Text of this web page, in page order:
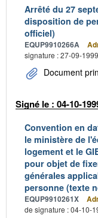
Arrêté du 27
disposition de
officiel)
EQUP9910266A
signature : 27-09-1999
Document
Signé le : 04-10-
Convention en
le ministère de
logement et le
pour objet de
générales
personne (texte
EQUP9910261X
de signature : 04-10-